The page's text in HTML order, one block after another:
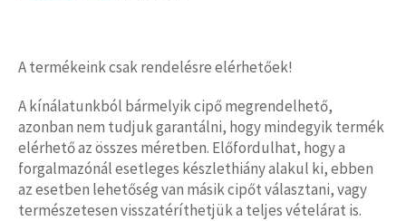
A termékeink csak rendelésre elérhetőek!
A kínálatunkból bármelyik cipő megrendelhető,
azonban nem tudjuk garantálni, hogy mindegyik termék
elérhető az összes méretben. Előfordulhat, hogy a
forgalmazónál esetleges készlethiány alakul ki, ebben
az esetben lehetőség van másik cipőt választani, vagy
természetesen visszatéríthetjük a teljes vételárat is.